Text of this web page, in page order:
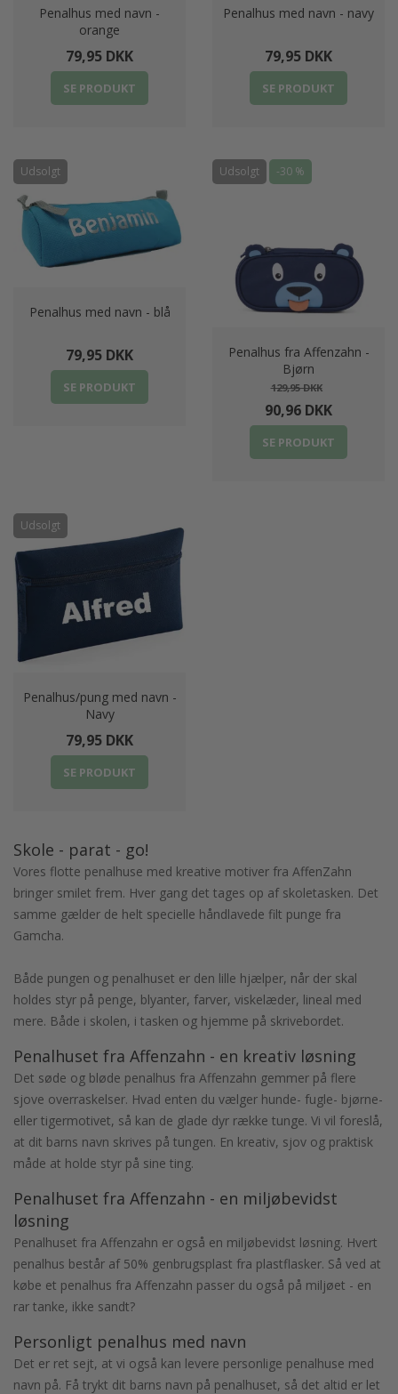
Penalhus med navn -
orange
79,95 DKK
SE PRODUKT
Penalhus med navn - navy
79,95 DKK
SE PRODUKT
Udsolgt
Penalhus med navn - blå
79,95 DKK
SE PRODUKT
Udsolgt -30 %
Penalhus fra Affenzahn -
Bjørn
129,95 DKK
90,96 DKK
SE PRODUKT
Udsolgt
Penalhus/pung med navn -
Navy
79,95 DKK
SE PRODUKT
Skole - parat - go!
Vores flotte penalhuse med kreative motiver fra AffenZahn
bringer smilet frem. Hver gang det tages op af skoletasken. Det
samme gælder de helt specielle håndlavede filt punge fra
Gamcha.
Både pungen og penalhuset er den lille hjælper, når der skal
holdes styr på penge, blyanter, farver, viskelæder, lineal med
mere. Både i skolen, i tasken og hjemme på skrivebordet.
Penalhuset fra Affenzahn - en kreativ løsning
Det søde og bløde penalhus fra Affenzahn gemmer på flere
sjove overraskelser. Hvad enten du vælger hunde- fugle- bjørne-
eller tigermotivet, så kan de glade dyr række tunge. Vi vil foreslå,
at dit barns navn skrives på tungen. En kreativ, sjov og praktisk
måde at holde styr på sine ting.
Penalhuset fra Affenzahn - en miljøbevidst
løsning
Penalhuset fra Affenzahn er også en miljøbevidst løsning. Hvert
penalhus består af 50% genbrugsplast fra plastflasker. Så ved at
købe et penalhus fra Affenzahn passer du også på miljøet - en
rar tanke, ikke sandt?
Personligt penalhus med navn
Det er ret sejt, at vi også kan levere personlige penalhuse med
navn på. Få trykt dit barns navn på penalhuset, så det altid er let